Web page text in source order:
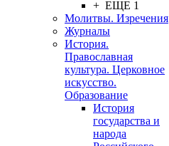
+ ЕЩЕ 1
Молитвы. Изречения
Журналы
История.
Православная
культура. Церковное
искусство.
Образование
История
государства и
народа